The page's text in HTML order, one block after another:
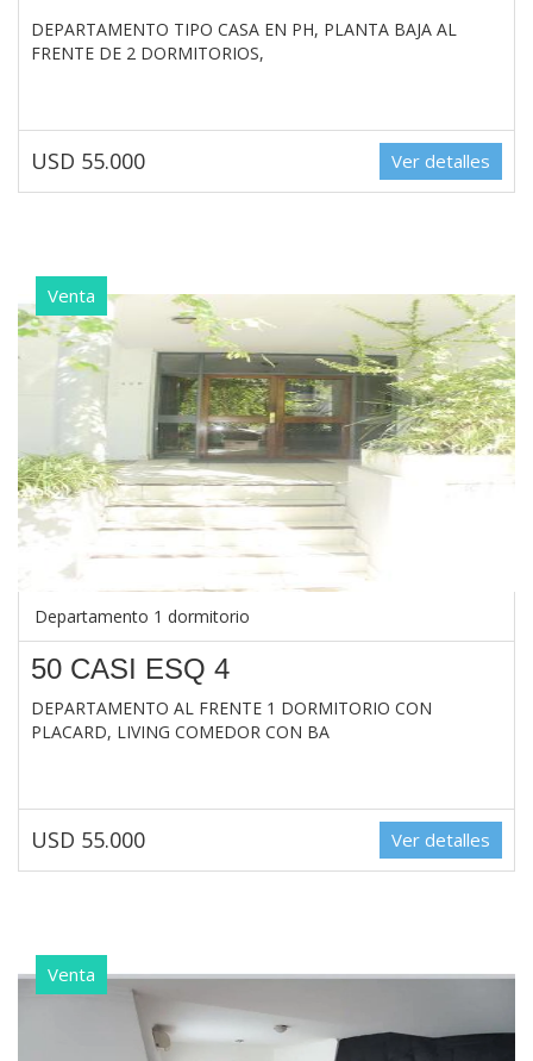
DEPARTAMENTO TIPO CASA EN PH, PLANTA BAJA AL
FRENTE DE 2 DORMITORIOS,
USD 55.000 Ver detalles
Venta
Departamento 1 dormitorio
50 CASI ESQ 4
DEPARTAMENTO AL FRENTE 1 DORMITORIO CON
PLACARD, LIVING COMEDOR CON BA
USD 55.000 Ver detalles
Venta